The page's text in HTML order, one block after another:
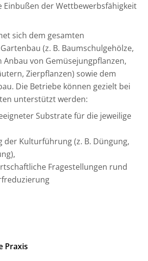
Einbußen der Wettbewerbsfähigkeit
sich dem gesamten
(z. B. Baumschulgehölze,
Anbau von Gemüsejungpflanzen,
Zierpflanzen) sowie dem
Die Betriebe können gezielt bei
unterstützt werden:
Substrate für die jeweilige
der Kulturführung (z. B. Düngung,
Fragestellungen rund
Praxis